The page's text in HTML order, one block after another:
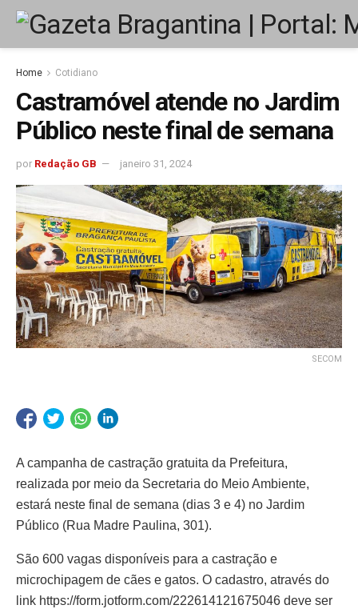
Home Cotidiano
Castramóvel atende no Jardim
Público neste final de semana
por Redação GB janeiro 31, 2024
SECOM
A campanha de castração gratuita da Prefeitura,
realizada por meio da Secretaria do Meio Ambiente,
estará neste final de semana (dias 3 e 4) no Jardim
Público (Rua Madre Paulina, 301).
São 600 vagas disponíveis para a castração e
microchipagem de cães e gatos. O cadastro, através do
link https://form.jotform.com/222614121675046 deve ser